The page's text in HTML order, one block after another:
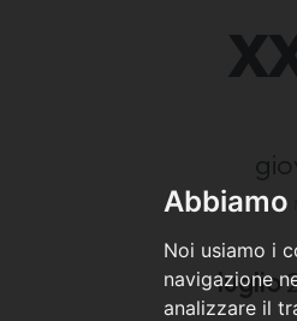
Abbiamo
Noi usiamo i
navigazione
analizzare il
luglio